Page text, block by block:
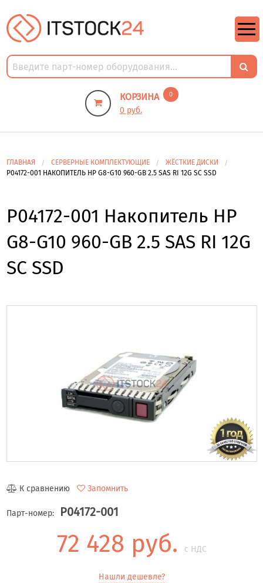
КОРЗИНА 0
0 руб.
ГЛАВНАЯ СЕРВЕРНЫЕ КОМПЛЕКТУЮЩИЕ
ЖЁСТКИЕ ДИСКИ
P04172-001 НАКОПИТЕЛЬ HP G8-G10 960-GB 2.5 SAS RI 12G SC SSD
P04172-001 Накопитель HP
G8-G10 960-GB 2.5 SAS RI 12G
SC SSD
К сравнению Запомнить
Парт-номер: P04172-001
72 428 руб. с НДС
Нашли дешевле?